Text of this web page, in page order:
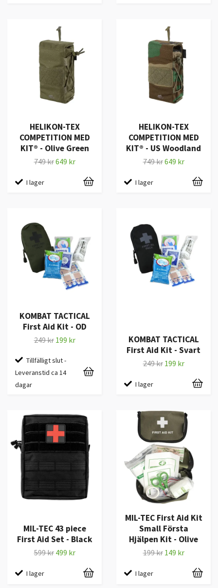
HELIKON-TEX
COMPETITION MED
KIT® - Olive Green
749 kr649 kr
I lager
HELIKON-TEX
COMPETITION MED
KIT® - US Woodland
749 kr649 kr
I lager
KOMBAT TACTICAL
First Aid Kit - OD
249 kr 199 kr
Tillfälligt slut -
Leveranstid ca 14
dagar
KOMBAT TACTICAL
First Aid Kit - Svart
249 kr 199 kr
I lager
MIL-TEC 43 piece
First Aid Set - Black
599 kr 499 kr
I lager
MIL-TEC First Aid Kit
Small Första
Hjälpen Kit - Olive
199 kr 149 kr
I lager